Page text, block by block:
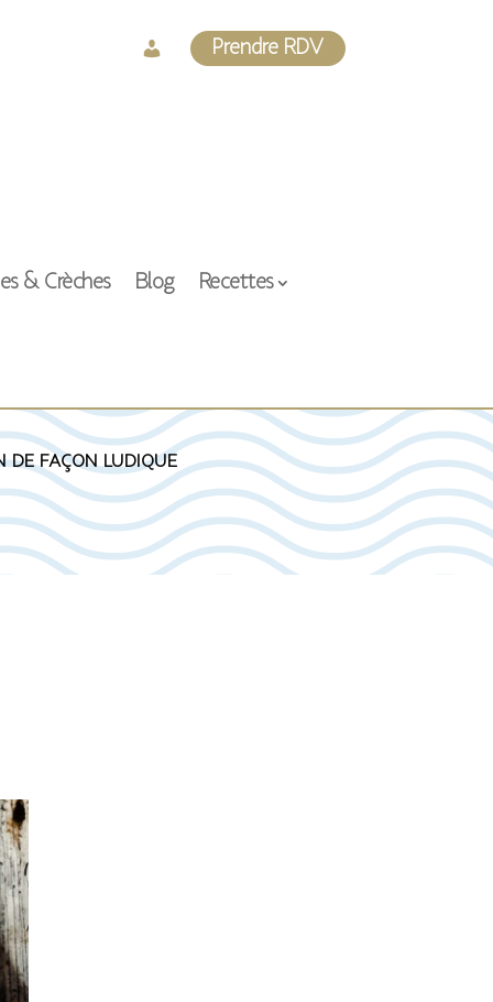
Log
Prendre RDV
& Crèches Blog Recettes
de façon ludique